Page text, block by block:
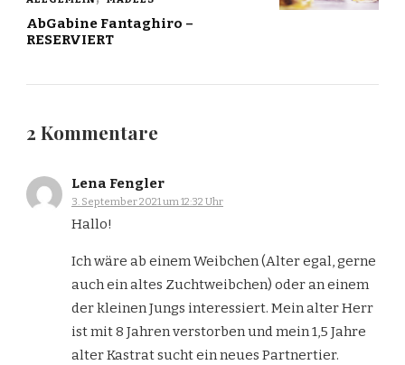
AbGabine Fantaghiro –
RESERVIERT
2 Kommentare
Lena Fengler
3. September 2021 um 12:32 Uhr
Hallo!
Ich wäre ab einem Weibchen (Alter egal, gerne
auch ein altes Zuchtweibchen) oder an einem
der kleinen Jungs interessiert. Mein alter Herr
ist mit 8 Jahren verstorben und mein 1,5 Jahre
alter Kastrat sucht ein neues Partnertier.